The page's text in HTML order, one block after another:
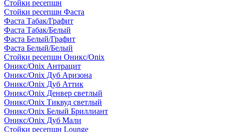
Стойки ресепшн
Стойки ресепшн Фаста
Фаста Табак/Графит
Фаста Табак/Белый
Фаста Белый/Графит
Фаста Белый/Белый
Стойки ресепшн Оникс/Onix
Оникс/Onix Антрацит
Оникс/Onix Дуб Аризона
Оникс/Onix Дуб Аттик
Оникс/Onix Денвер светлый
Оникс/Onix Тиквуд светлый
Оникс/Onix Белый Бриллиант
Оникс/Onix Дуб Мали
Стойки ресепшн Lounge